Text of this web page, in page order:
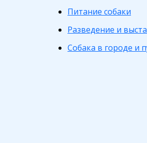
Питание собаки
Разведение и
Собака в городе и